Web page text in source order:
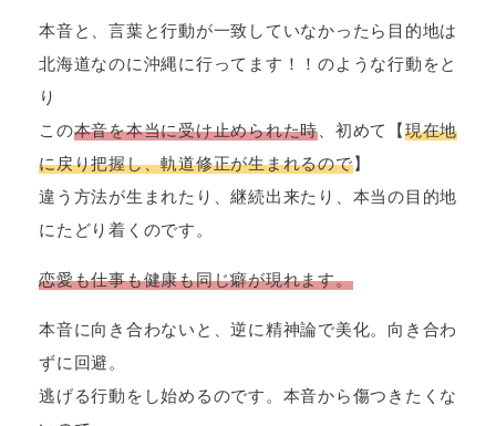
本音と、言葉と行動が一致していなかったら目的地は
北海道なのに沖縄に行ってます！！のような行動をと
り
この本音を本当に受け止められた時、初めて【現在地
に戻り把握し、軌道修正が生まれるので】
違う方法が生まれたり、継続出来たり、本当の目的地
にたどり着くのです。
恋愛も仕事も健康も同じ癖が現れます。
本音に向き合わないと、逆に精神論で美化。向き合わ
ずに回避。
逃げる行動をし始めるのです。本音から傷つきたくな